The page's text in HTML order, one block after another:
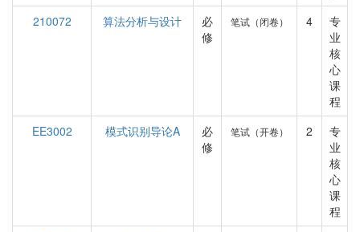
210072
算法分析与设计
必
修
笔试（闭卷） 4
专
业
核
心
课
程
EE3002
模式识别导论A
必
修
笔试（开卷） 2
专
业
核
心
课
程